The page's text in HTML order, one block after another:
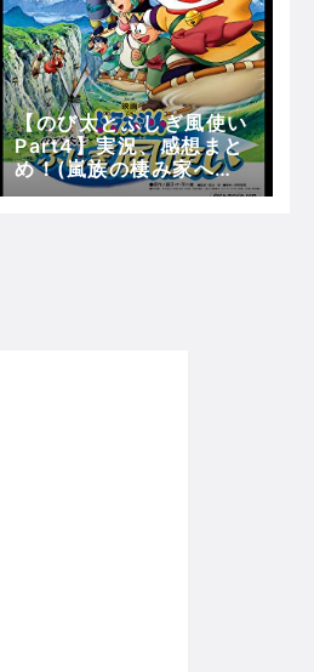
【のび太とふしぎ風使い
Part4】実況、感想まと
め！(嵐族の棲み家へ潜
入～古のマフーガの伝